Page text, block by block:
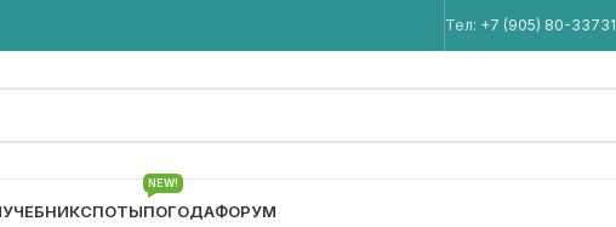
Тел: +7 (905) 80-33731
УЧЕБНИКСПОТЫПОГОДА
NEW!
ФОРУМ